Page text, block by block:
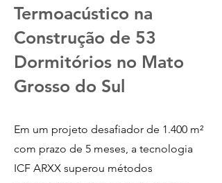
Termoacústico na
Construção de 53
Dormitórios no Mato
Grosso do Sul
Em um projeto desafiador de 1.400 m²
com prazo de 5 meses, a tecnologia
ICF ARXX superou métodos